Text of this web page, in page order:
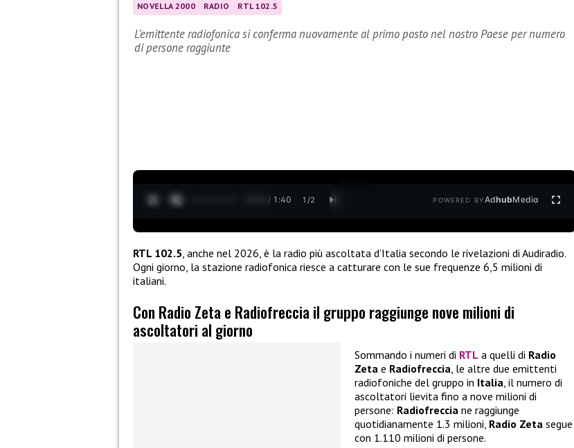
NOVELLA 2000 RADIO RTL 102.5
L’emittente radiofonica si conferma nuovamente al primo posto nel nostro Paese per numero
di persone raggiunte
0:13 / 1:40 1 /2 POWERED BYAdhubMedia
RTL 102.5 , anche nel 2026, è la radio più ascoltata d’Italia secondo le rivelazioni di Audiradio.
Ogni giorno, la stazione radiofonica riesce a catturare con le sue frequenze 6,5 milioni di
italiani.
Con Radio Zeta e Radiofreccia il gruppo raggiunge nove milioni di
ascoltatori al giorno
Sommando i numeri di RTL a quelli di Radio
Zeta e Radiofreccia, le altre due emittenti
radiofoniche del gruppo in Italia, il numero di
ascoltatori lievita fino a nove milioni di
persone: Radiofreccia ne raggiunge
quotidianamente 1.3 milioni, Radio Zeta segue
con 1.110 milioni di persone.